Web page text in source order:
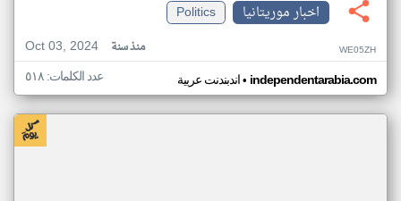
اخبار موريتانيا
Politics
Oct 03, 2024
منذ سنة WE05ZH
اندبندنت عربية• independentarabia.com عدد الكلمات: ٥١٨